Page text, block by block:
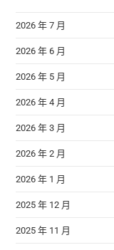
2026 年 7 月
2026 年 6 月
2026 年 5 月
2026 年 4 月
2026 年 3 月
2026 年 2 月
2026 年 1 月
2025 年 12 月
2025 年 11 月